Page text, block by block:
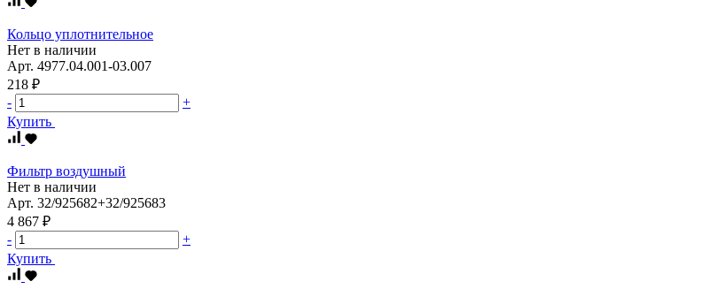
Кольцо уплотнительное
Нет в наличии
Арт. 4977.04.001-03.007
218 ₽
-
+
Купить
Фильтр воздушный
Нет в наличии
Арт. 32/925682+32/925683
4 867 ₽
-
+
Купить